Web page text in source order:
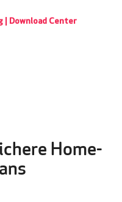
| Download Center
Home-